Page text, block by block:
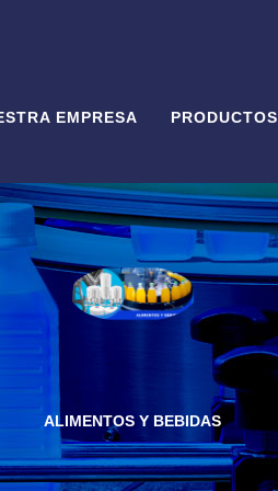
EMPRESA PRODUCTOS
ALIMENTOS Y BEBIDAS